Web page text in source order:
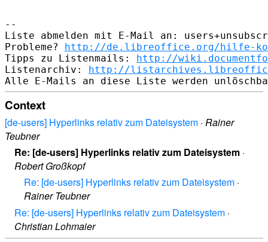
--
Liste abmelden mit E-Mail an:
Probleme? http://de.libreoffice.org/hilfe-
Tipps zu Listenmails: http://
Listenarchiv: http://
Context
[de-users] Hyperlinks relativ zum Dateisystem · Rainer
Teubner
Re: [de-users] Hyperlinks relativ zum Dateisystem ·
Robert Großkopf
Re: [de-users] Hyperlinks relativ zum Dateisystem ·
Rainer Teubner
Re: [de-users] Hyperlinks relativ zum Dateisystem ·
Christian Lohmaier